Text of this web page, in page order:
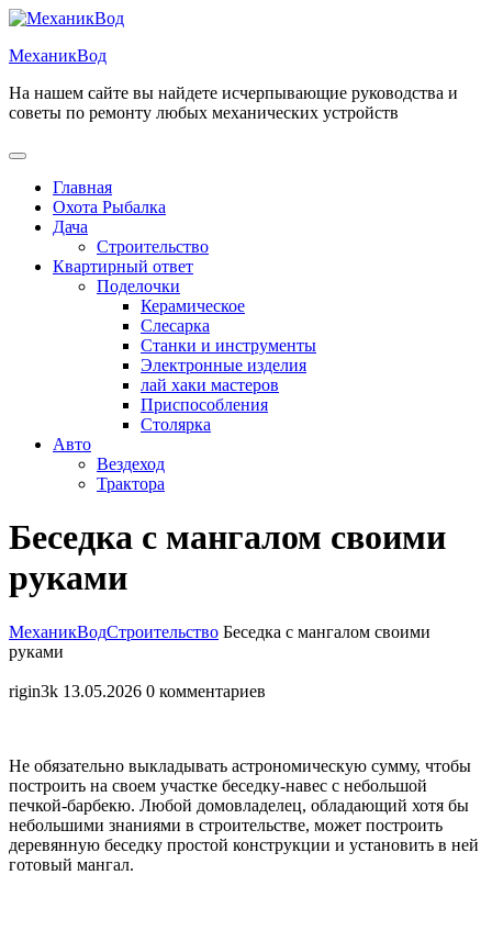
Перейти
содержимому
МеханикВод
На нашем сайте вы найдете исчерпывающие руководства и
советы по ремонту любых механических устройств
Открыть
Главная
Охота Рыбалка
Дача
Строительство
Квартирный ответ
Поделочки
Керамическое
Слесарка
Станки и инструменты
Электронные изделия
лай хаки мастеров
Приспособления
Столярка
Авто
Вездеход
Трактора
меню
Беседка с мангалом своими
руками
МеханикВодСтроительство Беседка с мангалом своими
руками
rigin3k 13.05.2026 0 комментариев
Не обязательно выкладывать астрономическую сумму, чтобы
построить на своем участке беседку-навес с небольшой
печкой-барбекю. Любой домовладелец, обладающий хотя бы
небольшими знаниями в строительстве, может построить
деревянную беседку простой конструкции и установить в ней
готовый мангал.